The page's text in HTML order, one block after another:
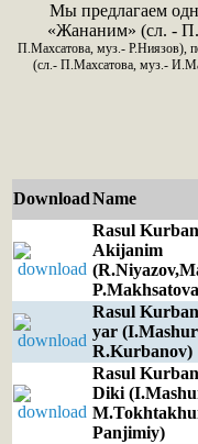
Мы предлагаем
«Жананим» (сл. -
П.Махсатова, муз.- Р.Ниязов),
(сл.- П.Махсатова, муз.-
DownloadName
Rasul
Akijanim
Rasul
yar
R.Kurbanov)
Rasul
Diki
Panjimiy)